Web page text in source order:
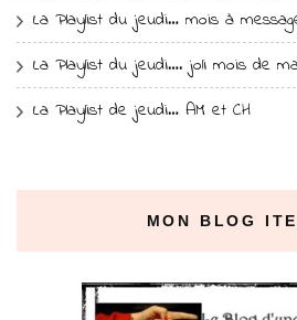
La Playlist du jeudi… mois à
La Playlist du jeudi…. joli mois de
La Playlist de jeudi… AM et CH
MON BLOG